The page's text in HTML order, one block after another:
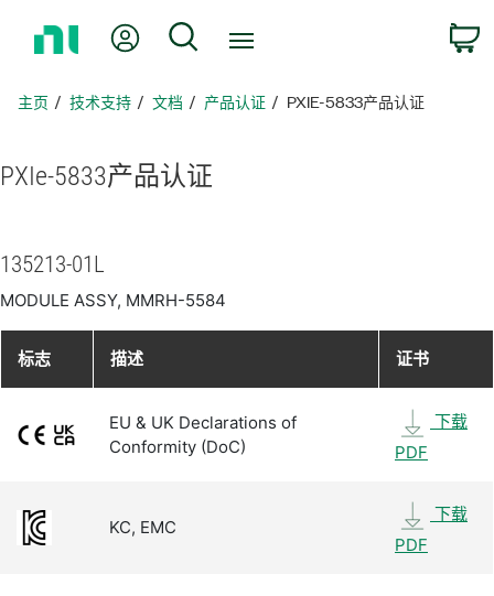
页
我的账户 搜索
主页 技术支持 文档 产品认证 PXIE-5833产品认证
PXIe-5833产品认证
135213-01L
MODULE ASSY, MMRH-5584
标志 描述 证书
EU & UK Declarations of
Conformity (DoC)
下载
PDF
KC, EMC
下载
PDF